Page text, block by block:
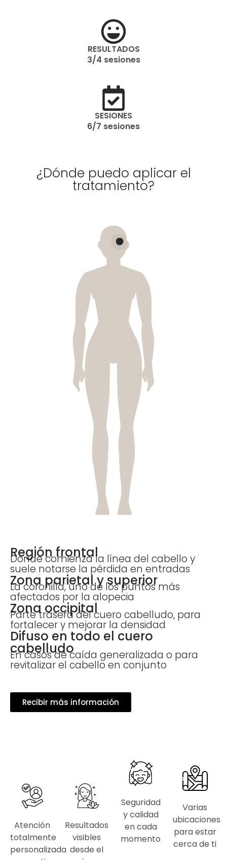
RESULTADOS
3/4 sesiones
SESIONES
6/7 sesiones
¿Dónde puedo aplicar el
tratamiento?
Región frontal
Donde comienza la línea del cabello y
suele notarse la pérdida en entradas
Zona parietal y superior
La coronilla, uno de los puntos más
afectados por la alopecia
Zona occipital
Parte trasera del cuero cabelludo, para
fortalecer y mejorar la densidad
Difuso en todo el cuero
cabelludo
En casos de caída generalizada o para
revitalizar el cabello en conjunto
Recibir más información
Atención
totalmente
personalizada
Resultados
visibles
desde el
Seguridad
y calidad
en cada
momento
Varias
ubicaciones
para estar
cerca de ti